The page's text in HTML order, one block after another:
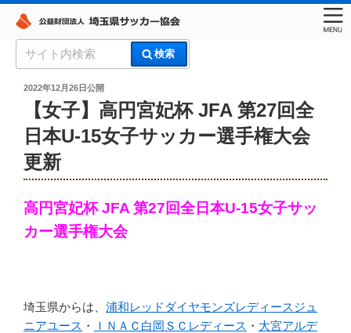
索:
検索
埼玉県サッカー協会
投
2022年12月26日公開
【女子】高円宮妃杯 JFA 第27回全
日本U-15女子サッカー選手権大会
更新
高円宮妃杯 JFA 第27回全日本U-15女子サッ
カー選手権大会
埼玉県からは、 浦和レッドダイヤモンズレディースジュ
ニアユース ・ ＩＮＡＣ白岡ＳＣレディース ・ 大宮アルデ